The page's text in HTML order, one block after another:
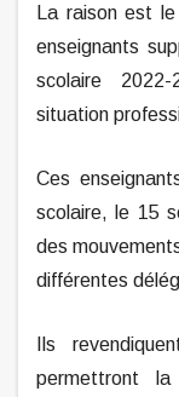
La raison est
enseignants
scolaire
situation
Ces
scolaire, le 15
des
différentes
Ils
permettront